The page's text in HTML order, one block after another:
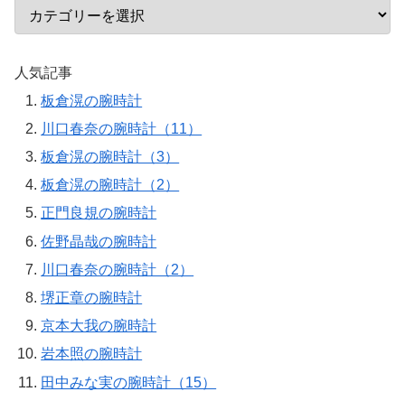
人気記事
板倉滉の腕時計
川口春奈の腕時計（11）
板倉滉の腕時計（3）
板倉滉の腕時計（2）
正門良規の腕時計
佐野晶哉の腕時計
川口春奈の腕時計（2）
堺正章の腕時計
京本大我の腕時計
岩本照の腕時計
田中みな実の腕時計（15）